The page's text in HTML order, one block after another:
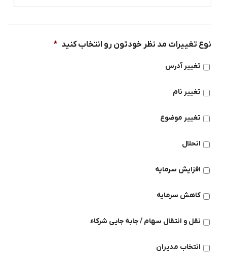
نوع تغییرات مد نظر خودتون رو انتخاب کنید *
تغییر آدرس
تغییر نام
تغییر موضوع
انحلال
افزایش سرمایه
کاهش سرمایه
نقل و انتقال سهام / جابه جایی شرکاء
انتخاب مدیران